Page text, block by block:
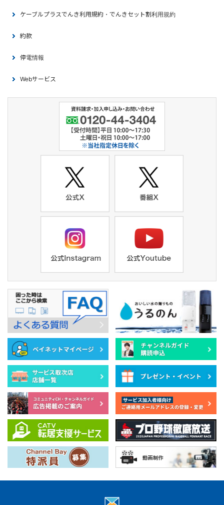
ケーブルプラスでんき利用規約・でんきセット割利用規約
約款
停電情報
Webサービス